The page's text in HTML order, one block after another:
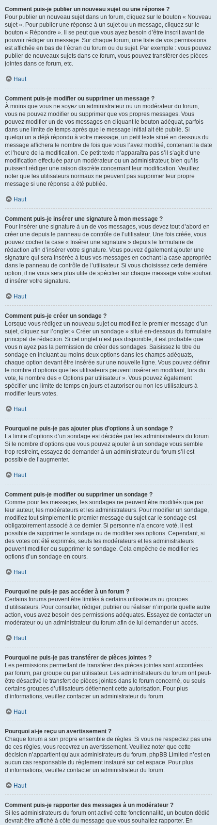
Comment puis-je publier un nouveau sujet ou une réponse ?
Pour publier un nouveau sujet dans un forum, cliquez sur le bouton « Nouveau
sujet ». Pour publier une réponse à un sujet ou un message, cliquez sur le
bouton « Répondre ». Il se peut que vous ayez besoin d’être inscrit avant de
pouvoir rédiger un message. Sur chaque forum, une liste de vos permissions
est affichée en bas de l’écran du forum ou du sujet. Par exemple : vous pouvez
publier de nouveaux sujets dans ce forum, vous pouvez transférer des pièces
jointes dans ce forum, etc.
Haut
Comment puis-je modifier ou supprimer un message ?
À moins que vous ne soyez un administrateur ou un modérateur du forum,
vous ne pouvez modifier ou supprimer que vos propres messages. Vous
pouvez modifier un de vos messages en cliquant le bouton adéquat, parfois
dans une limite de temps après que le message initial ait été publié. Si
quelqu’un a déjà répondu à votre message, un petit texte situé en dessous du
message affichera le nombre de fois que vous l’avez modifié, contenant la date
et l’heure de la modification. Ce petit texte n’apparaîtra pas s’il s’agit d’une
modification effectuée par un modérateur ou un administrateur, bien qu’ils
puissent rédiger une raison discrète concernant leur modification. Veuillez
noter que les utilisateurs normaux ne peuvent pas supprimer leur propre
message si une réponse a été publiée.
Haut
Comment puis-je insérer une signature à mon message ?
Pour insérer une signature à un de vos messages, vous devez tout d’abord en
créer une depuis le panneau de contrôle de l’utilisateur. Une fois créée, vous
pouvez cocher la case « Insérer une signature » depuis le formulaire de
rédaction afin d’insérer votre signature. Vous pouvez également ajouter une
signature qui sera insérée à tous vos messages en cochant la case appropriée
dans le panneau de contrôle de l’utilisateur. Si vous choisissez cette dernière
option, il ne vous sera plus utile de spécifier sur chaque message votre souhait
d’insérer votre signature.
Haut
Comment puis-je créer un sondage ?
Lorsque vous rédigez un nouveau sujet ou modifiez le premier message d’un
sujet, cliquez sur l’onglet « Créer un sondage » situé en-dessous du formulaire
principal de rédaction. Si cet onglet n’est pas disponible, il est probable que
vous n’ayez pas la permission de créer des sondages. Saisissez le titre du
sondage en incluant au moins deux options dans les champs adéquats,
chaque option devant être insérée sur une nouvelle ligne. Vous pouvez définir
le nombre d’options que les utilisateurs peuvent insérer en modifiant, lors du
vote, le nombre des « Options par utilisateur ». Vous pouvez également
spécifier une limite de temps en jours et autoriser ou non les utilisateurs à
modifier leurs votes.
Haut
Pourquoi ne puis-je pas ajouter plus d’options à un sondage ?
La limite d’options d’un sondage est décidée par les administrateurs du forum.
Si le nombre d’options que vous pouvez ajouter à un sondage vous semble
trop restreint, essayez de demander à un administrateur du forum s’il est
possible de l’augmenter.
Haut
Comment puis-je modifier ou supprimer un sondage ?
Comme pour les messages, les sondages ne peuvent être modifiés que par
leur auteur, les modérateurs et les administrateurs. Pour modifier un sondage,
modifiez tout simplement le premier message du sujet car le sondage est
obligatoirement associé à ce dernier. Si personne n’a encore voté, il est
possible de supprimer le sondage ou de modifier ses options. Cependant, si
des votes ont été exprimés, seuls les modérateurs et les administrateurs
peuvent modifier ou supprimer le sondage. Cela empêche de modifier les
options d’un sondage en cours.
Haut
Pourquoi ne puis-je pas accéder à un forum ?
Certains forums peuvent être limités à certains utilisateurs ou groupes
d’utilisateurs. Pour consulter, rédiger, publier ou réaliser n’importe quelle autre
action, vous avez besoin des permissions adéquates. Essayez de contacter un
modérateur ou un administrateur du forum afin de lui demander un accès.
Haut
Pourquoi ne puis-je pas transférer de pièces jointes ?
Les permissions permettant de transférer des pièces jointes sont accordées
par forum, par groupe ou par utilisateur. Les administrateurs du forum ont peut-
être désactivé le transfert de pièces jointes dans le forum concerné, ou seuls
certains groupes d’utilisateurs détiennent cette autorisation. Pour plus
d’informations, veuillez contacter un administrateur du forum.
Haut
Pourquoi ai-je reçu un avertissement ?
Chaque forum a son propre ensemble de règles. Si vous ne respectez pas une
de ces règles, vous recevrez un avertissement. Veuillez noter que cette
décision n’appartient qu’aux administrateurs du forum, phpBB Limited n’est en
aucun cas responsable du règlement instauré sur cet espace. Pour plus
d’informations, veuillez contacter un administrateur du forum.
Haut
Comment puis-je rapporter des messages à un modérateur ?
Si les administrateurs du forum ont activé cette fonctionnalité, un bouton dédié
devrait être affiché à côté du message que vous souhaitez rapporter. En